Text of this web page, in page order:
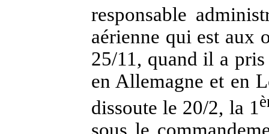
responsable
aérienne qui est aux
25/11, quand il a pris
en Allemagne et en
dissoute le 20/2, la 1